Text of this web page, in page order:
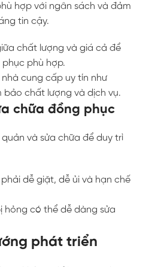
hợp với ngân sách và đảm
tin cậy.
chất lượng và giá cả để
phù hợp.
cung cấp uy tín như
bảo chất lượng và dịch vụ.
chữa đồng phục
và sửa chữa để duy trì
dễ giặt, dễ ủi và hạn chế
hỏng có thể dễ dàng sửa
phát triển